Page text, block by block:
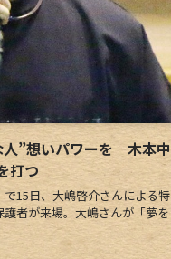
”想いパワーを 木本中
打つ
15日、大嶋啓介さんによる特
者が来場。大嶋さんが「夢を